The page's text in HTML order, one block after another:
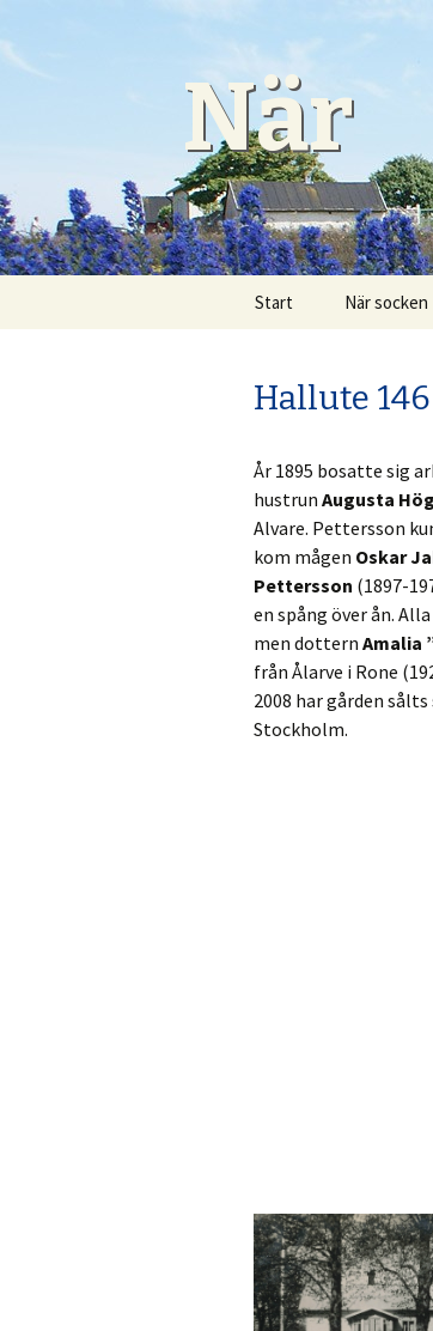
När
Start När socken
Fiskelägen
Historia
Kvarnar
Linnéstigen
När
Närs kyrka
Hallute 146
År 1895 bosatte sig
hustrun Augusta
Alvare. Pettersson
kom mågen Oskar
Pettersson (1897-
en spång över ån.
men dottern Amalia
från Ålarve i Rone
2008 har gården
Stockholm.